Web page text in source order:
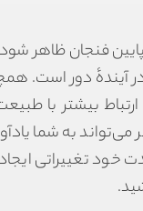
فنجان ظاهر
آیندهٔ دور است.
ارتباط بیشتر با
می‌تواند به شما
خود تغییراتی